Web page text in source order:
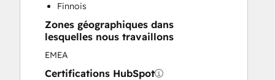
Finnois
Zones géographiques dans
lesquelles nous travaillons
EMEA
Certifications HubSpot